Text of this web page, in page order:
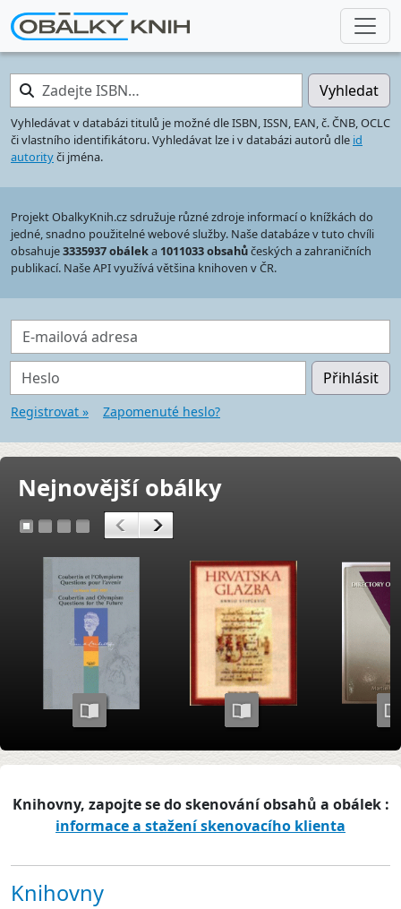
Zadejte ISBN… Vyhledat
Vyhledávat v databázi titulů je možné dle ISBN, ISSN, EAN, č. ČNB, OCLC
či vlastního identifikátoru. Vyhledávat lze i v databázi autorů dle id
autorityči jména.
Projekt ObalkyKnih.cz sdružuje různé zdroje informací o knížkách do
jedné, snadno použitelné webové služby. Naše databáze v tuto chvíli
obsahuje3335937 obáleka 1011033 obsahůčeských a zahraničních
publikací. Naše API využívá většina knihoven v ČR.
E-mailová adresa
Heslo Přihlásit
Registrovat » Zapomenuté heslo?
Nejnovější obálky
1 2 3 4 < >
Knihovny, zapojte se do skenování obsahů a obálek :
informace a stažení skenovacího klienta
Knihovny